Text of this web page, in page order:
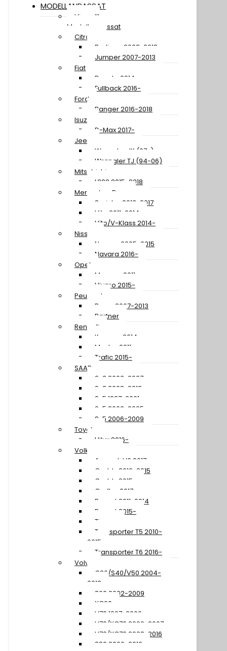
MODELLANPASSAT
Visa allt
Modellanpassat
Citroen
Berlingo 2008-2018
Jumper 2007-2013
Fiat
Ducato 2014-
Fullback 2016-
Ford
Ranger 2016-2018
Isuzu
D-Max 2017-
Jeep
Wrangler JK (07-)
Wrangler TJ (94-06)
Mitsubishi
L200 2015-2018
Mercedes-Benz
Sprinter 2013-2017
Vito 2011-2014
Vito/V-Klass 2014-
Nissan
Navara 2005-2015
Navara 2016-
Opel
Movano 2011-
Vivaro 2015-
Peugeot
Boxer 2007-2013
Partner
Renault
Kangoo 2014-
Master 2011-
Trafic 2015-
SAAB
9-3 2003-2007
9-3 2008-2012
9-5 1997-2001
9-5 2002-2005
9-5 2006-2009
Toyota
Hilux 2016-
Volkswagen
Amarok V6 2017-
Caddy 2010-2015
Caddy 2015-
Crafter 2017-
Passat 2011-2014
Passat 2015-
Tiguan
Transporter T5 2010-
2015
Transporter T6 2016-
Volvo
C30/S40/V50 2004-
2012
S60 2002-2009
XC60
V70 1997-2000
V70/XC70 2000-2007
V70/XC70 2008-2016
S80 2006-2016